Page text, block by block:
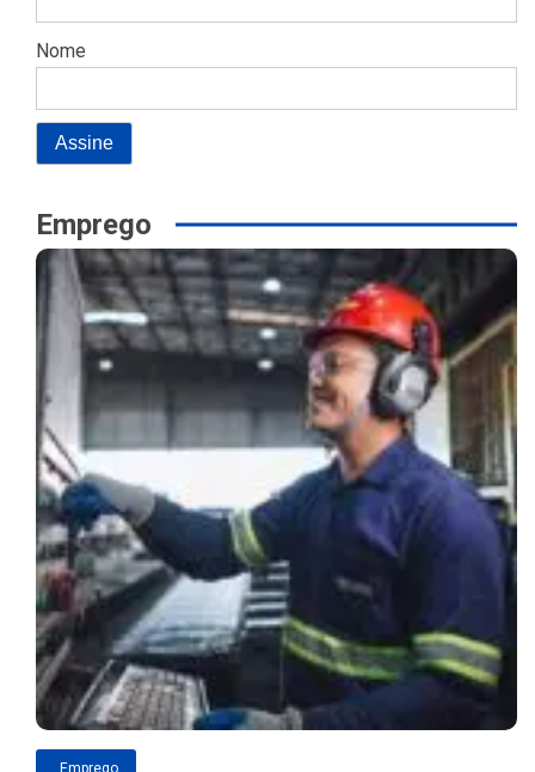
Nome
Emprego
Emprego